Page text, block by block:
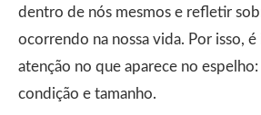
dentro de nós mesmos e refletir
ocorrendo na nossa vida. Por isso,
atenção no que aparece no
condição e tamanho.